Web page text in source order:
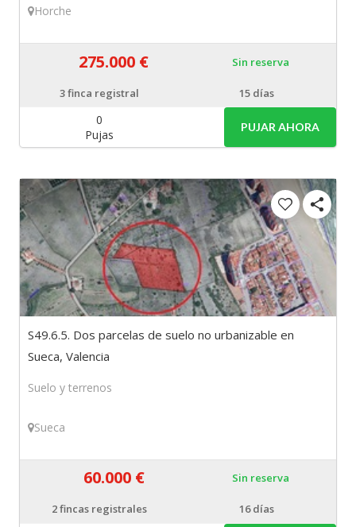
Horche
275.000 € Sin reserva
3finca registral 15 días
0
Pujas
PUJAR AHORA
S49.6.5. Dos parcelas de suelo no urbanizable en
Sueca, Valencia
Suelo y terrenos
Sueca
60.000 € Sin reserva
2fincas registrales 16 días